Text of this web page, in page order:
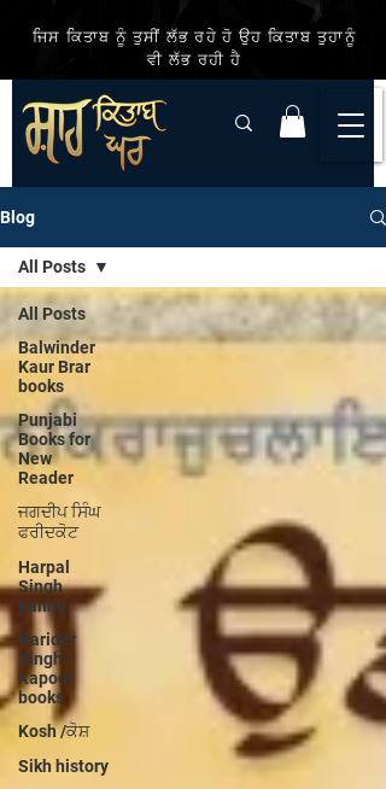
ਜਿਸ ਕਿਤਾਬ ਨੂੰ ਤੁਸੀਂ ਲੱਭ ਰਹੇ ਹੋ ਉਹ ਕਿਤਾਬ ਤੁਹਾਨੂੰ
ਵੀ ਲੱਭ ਰਹੀ ਹੈ
Blog
All Posts
Balwinder
Kaur Brar
books
Punjabi
Books for
New
Reader
ਜਗਦੀਪ ਸਿੰਘ
ਫਰੀਦਕੋਟ
Harpal
Singh
pannu
Narider
Singh
Kapoor
books
Kosh /ਕੋਸ਼
Sikh history
All Posts